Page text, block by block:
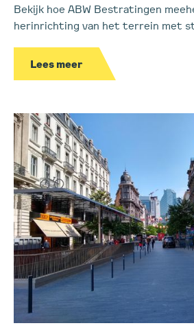
Bekijk hoe ABW Bestratingen
herinrichting van het terrein met
Lees meer